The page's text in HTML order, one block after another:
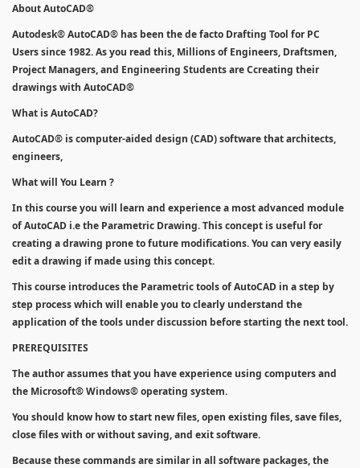
About AutoCAD®
Autodesk® AutoCAD® has been the de facto Drafting Tool for PC
Users since 1982. As you read this, Millions of Engineers, Draftsmen,
Project Managers, and Engineering Students are Ccreating their
drawings with AutoCAD®
What is AutoCAD?
AutoCAD® is computer-aided design (CAD) software that architects,
engineers,
What will You Learn ?
In this course you will learn and experience a most advanced module
of AutoCAD i.e the Parametric Drawing. This concept is useful for
creating a drawing prone to future modifications. You can very easily
edit a drawing if made using this concept.
This course introduces the Parametric tools of AutoCAD in a step by
step process which will enable you to clearly understand the
application of the tools under discussion before starting the next tool.
PREREQUISITES
The author assumes that you have experience using computers and
the Microsoft® Windows® operating system.
You should know how to start new files, open existing files, save files,
close files with or without saving, and exit software.
Because these commands are similar in all software packages, the